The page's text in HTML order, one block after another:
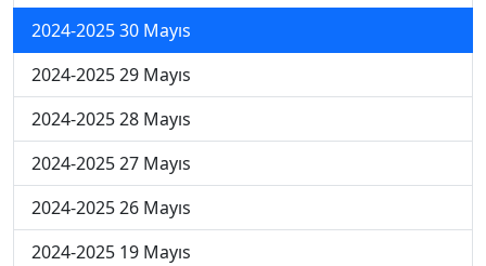
2024-2025 30 Mayıs
2024-2025 29 Mayıs
2024-2025 28 Mayıs
2024-2025 27 Mayıs
2024-2025 26 Mayıs
2024-2025 19 Mayıs